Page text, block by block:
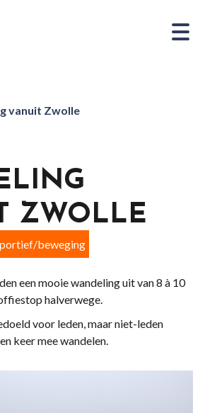
vanuit Zwolle
ZWOLLE
beweging
een mooie wandeling uit van 8 à 10
halverwege.
voor leden, maar niet-leden
keer mee wandelen.